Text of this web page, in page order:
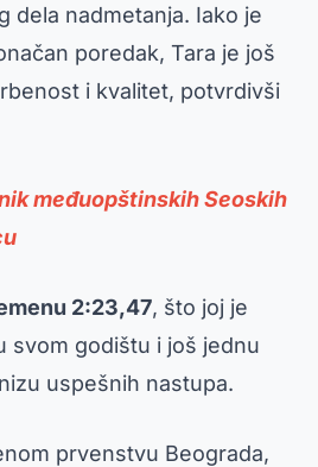
dela nadmetanja. Iako je
poredak, Tara je još
i kvalitet, potvrdivši
međuopštinskih Seoskih
2:23,47, što joj je
svom godištu i još jednu
uspešnih nastupa.
prvenstvu Beograda,